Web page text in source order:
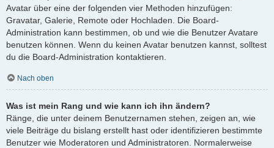
Avatar über eine der folgenden vier Methoden hinzufügen:
Gravatar, Galerie, Remote oder Hochladen. Die Board-
Administration kann bestimmen, ob und wie die Benutzer Avatare
benutzen können. Wenn du keinen Avatar benutzen kannst, solltest
du die Board-Administration kontaktieren.
Nach oben
Was ist mein Rang und wie kann ich ihn ändern?
Ränge, die unter deinem Benutzernamen stehen, zeigen an, wie
viele Beiträge du bislang erstellt hast oder identifizieren bestimmte
Benutzer wie Moderatoren und Administratoren. Normalerweise